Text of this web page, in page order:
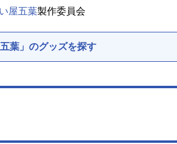
屋五葉製作委員会
五葉」のグッズを探す